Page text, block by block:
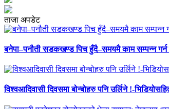
ताजा अपडेट
बनेपा–पनौती सडकखण्ड पिच हुँदै–समयमै काम सम्पन्न गर्न
विश्वआदिवासी दिवसमा बोन्बोहरु पनि उर्लिने !-